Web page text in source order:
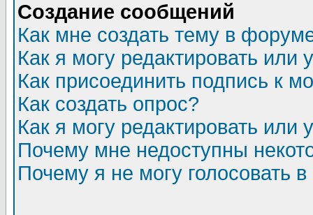
Создание сообщений
Как мне создать тему в
Как я могу редактировать или
Как присоединить подпись к
Как создать опрос?
Как я могу редактировать или
Почему мне недоступны
Почему я не могу голосовать